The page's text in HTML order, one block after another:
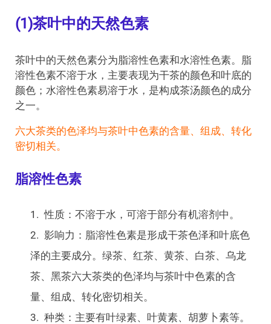
(1)茶叶中的天然色素
茶叶中的天然色素分为脂溶性色素和水溶性色素。脂
溶性色素不溶于水，主要表现为干茶的颜色和叶底的
颜色；水溶性色素易溶于水，是构成茶汤颜色的成分
之一。
六大茶类的色泽均与茶叶中色素的含量、组成、转化
密切相关。
脂溶性色素
性质：不溶于水，可溶于部分有机溶剂中。
影响力：脂溶性色素是形成干茶色泽和叶底色
泽的主要成分。绿茶、红茶、黄茶、白茶、乌龙
茶、黑茶六大茶类的色泽均与茶叶中色素的含
量、组成、转化密切相关。
种类：主要有叶绿素、叶黄素、胡萝卜素等。